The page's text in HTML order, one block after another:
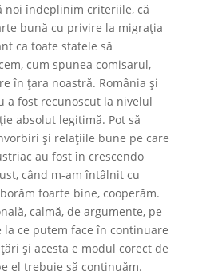
noi îndeplinim criteriile, că
bună cu privire la migrația
ca toate statele să
cum spunea comisarul,
în țara noastră. România și
a fost recunoscut la nivelul
absolut legitimă. Pot să
și relațiile bune pe care
au fost în crescendo
când m-am întâlnit cu
foarte bine, cooperăm.
calmă, de argumente, pe
ce putem face în continuare
și acesta e modul corect de
el trebuie să continuăm.